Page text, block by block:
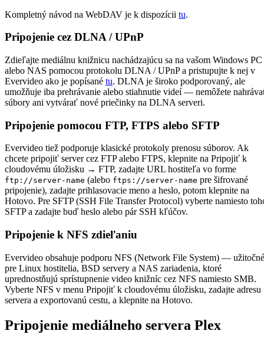
Kompletný návod na WebDAV je k dispozícii tu.
Pripojenie cez DLNA / UPnP
Zdieľajte mediálnu knižnicu nachádzajúcu sa na vašom Windows PC
alebo NAS pomocou protokolu DLNA / UPnP a pristupujte k nej v
Evervideo ako je popísané tu. DLNA je široko podporovaný, ale
umožňuje iba prehrávanie alebo stiahnutie videí — nemôžete
súbory ani vytvárať nové priečinky na DLNA serveri.
Pripojenie pomocou FTP, FTPS alebo SFTP
Evervideo tiež podporuje klasické protokoly prenosu súborov. Ak
chcete pripojiť server cez FTP alebo FTPS, klepnite na Pripojiť k
cloudovému úložisku → FTP, zadajte URL hostiteľa vo forme
ftp://server-name (alebo ftps://server-name pre šifrované
pripojenie), zadajte prihlasovacie meno a heslo, potom klepnite na
Hotovo. Pre SFTP (SSH File Transfer Protocol) vyberte namiesto
SFTP a zadajte buď heslo alebo pár SSH kľúčov.
Pripojenie k NFS zdieľaniu
Evervideo obsahuje podporu NFS (Network File System) — užitočné
pre Linux hostitelia, BSD servery a NAS zariadenia, ktoré
uprednostňujú sprístupnenie video knižníc cez NFS namiesto SMB.
Vyberte NFS v menu Pripojiť k cloudovému úložisku, zadajte adresu
servera a exportovanú cestu, a klepnite na Hotovo.
Pripojenie mediálneho servera Plex